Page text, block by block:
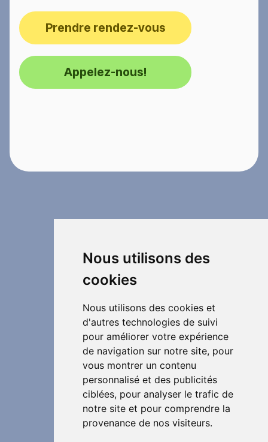
Nous utilisons des
cookies
Nous utilisons des cookies et
d'autres technologies de suivi
pour améliorer votre expérience
de navigation sur notre site, pour
vous montrer un contenu
personnalisé et des publicités
ciblées, pour analyser le trafic de
notre site et pour comprendre la
provenance de nos visiteurs.
Prendre rendez-vous
Appelez-nous!